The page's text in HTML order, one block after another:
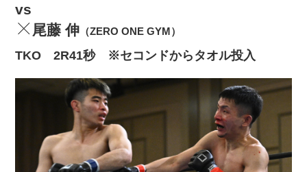
vs
尾藤 伸 （ZERO ONE GYM）
TKO 2R41秒 ※セコンドからタオル投入